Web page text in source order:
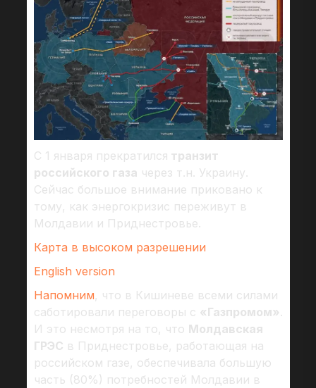
С 1 января прекратился транзит
российского газа через т.н. Украину.
Сейчас большое внимание приковано к
тому, как энергокризис переживут в
Молдавии и Приднестровье.
Карта в высоком разрешении
English version
Напомним, что в Кишиневе всеми силами
саботировали переговоры с «Газпромом» .
И это несмотря на то, что Молдавская
ГРЭС в Приднестровье, работающая на
российском газе, обеспечивала большую
часть (80%) потребностей Молдавии в